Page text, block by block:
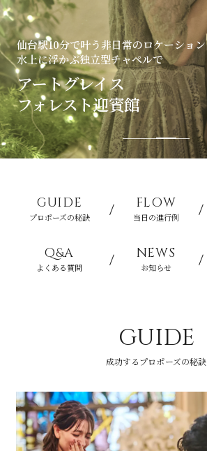
仙台駅10分で叶う非日常のロケーション
水上に浮かぶ独立型チャペルで
アートグレイス
フォレスト迎賓館
GUIDE
プロポーズの秘訣
FLOW
当日の進行例
Q&A
よくある質問
NEWS
お知らせ
GUIDE
成功するプロポーズの秘訣